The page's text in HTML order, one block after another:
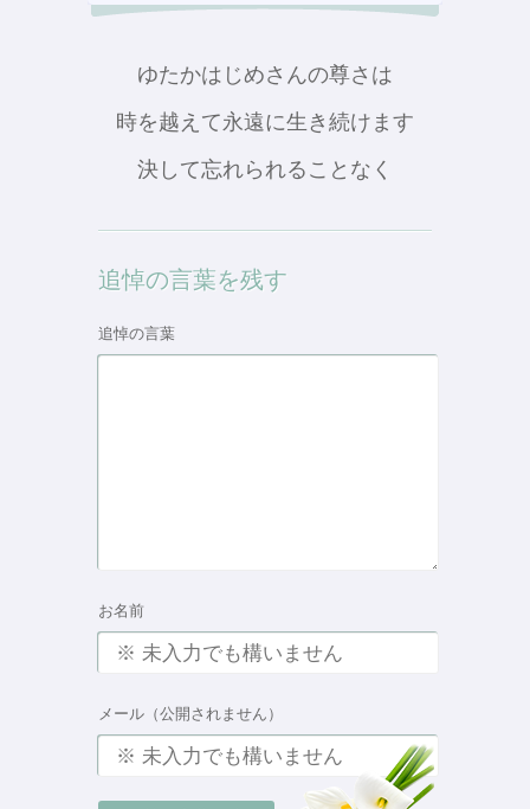
ゆたかはじめさんの尊さは
時を越えて永遠に生き続けます
決して忘れられることなく
追悼の言葉を残す
追悼の言葉
お名前
メール（公開されません）